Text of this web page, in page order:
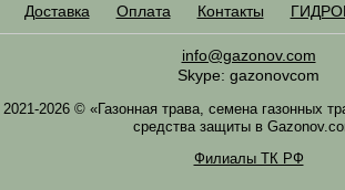
Доставка
Оплата Контакты
info@gazonov.com
Skype: gazonovcom
2021-2026 © «Газонная трава, семена газонных
средства защиты в
Филиалы ТК РФ